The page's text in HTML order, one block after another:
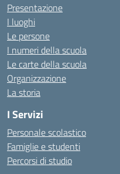
Presentazione
I luoghi
Le persone
I numeri della scuola
Le carte della scuola
Organizzazione
La storia
I Servizi
Personale scolastico
Famiglie e studenti
Percorsi di studio